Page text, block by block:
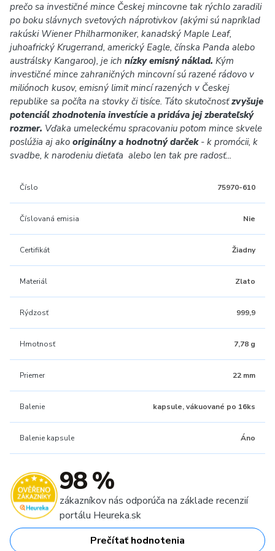
prečo sa investičné mince Českej mincovne tak rýchlo zaradili
po boku slávnych svetových náprotivkov (akými sú napríklad
rakúski Wiener Philharmoniker, kanadský Maple Leaf,
juhoafrický Krugerrand, americký Eagle, čínska Panda alebo
austrálsky Kangaroo), je ich nízky emisný náklad. Kým
investičné mince zahraničných mincovní sú razené rádovo v
miliónoch kusov, emisný limit mincí razených v Českej
republike sa počíta na stovky či tisíce. Táto skutočnosťzvyšuje
potenciál zhodnotenia investície a pridáva jej zberateľský
rozmer. Vďaka umeleckému spracovaniu potom mince skvele
poslúžia aj ako originálny a hodnotný darček - k promócii, k
svadbe, k narodeniu dieťaťa alebo len tak pre radosť...
Číslo 75970-610
Číslovaná emisia Nie
Certifikát Žiadny
Materiál Zlato
Rýdzosť 999,9
Hmotnosť 7,78 g
Priemer 22 mm
Balenie kapsule, vákuované po 16ks
Balenie kapsule Áno
98 %
zákazníkov nás odporúča na základe recenzií
portálu Heureka.sk
Prečítať hodnotenia